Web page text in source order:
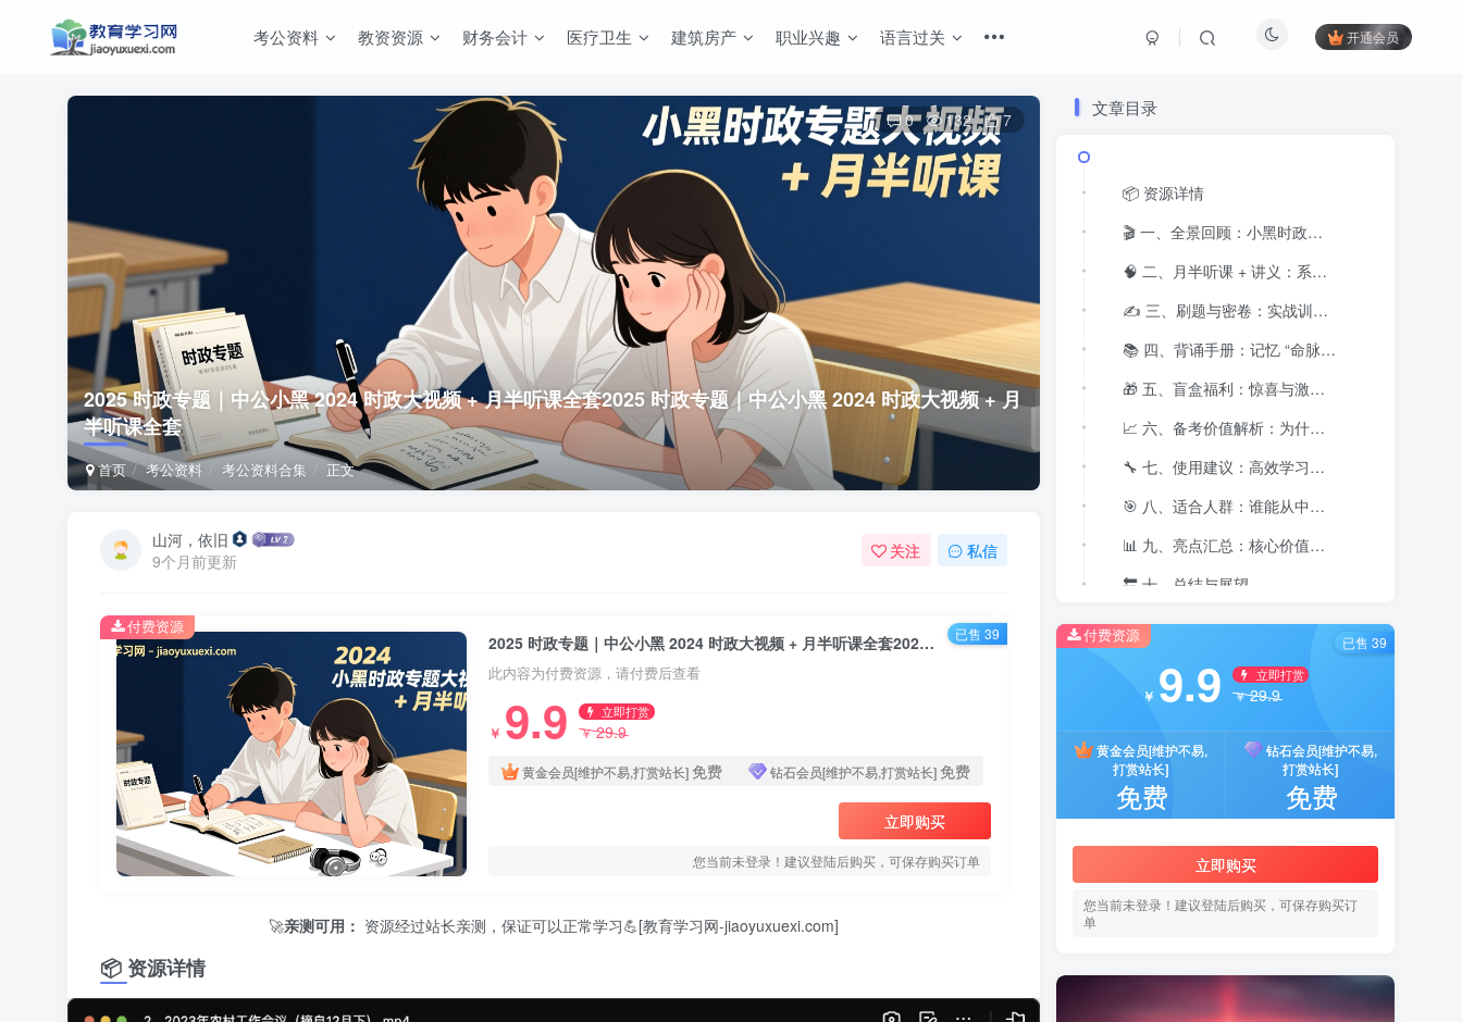
考公资料 教资资源 财务会计 医疗卫生 建筑房产 职业兴趣 语言过关 开通会员
2025 时政专题｜中公小黑 2024 时政大视频 + 月半听课全套2025 时政专题｜中公小黑 2024 时政大视频 + 月
半听课全套
首页 考公资料 考公资料合集 正文
0 132 7
山河，依旧
9个月前更新
关注 私信
2025 时政专题｜中公小黑 2024 时政大视频 + 月半听课全套2025 时政专题｜中公小黑 2024 时政大视频 + 月半听课全套
此内容为付费资源，请付费后查看
￥ 9.9 立即打赏
￥29.9
黄金会员[维护不易,打赏站长]免费 钻石会员[维护不易,打赏站长]免费
立即购买
您当前未登录！建议登陆后购买，可保存购买订单
付费资源 已售 39
🚀亲测可用： 资源经过站长亲测，保证可以正常学习💪[教育学习网-jiaoyuxuexi.com]
📦 资源详情
文章目录
📦 资源详情
🎬 一、全景回顾：小黑时政专题大视频是什么？
🧠 二、月半听课 + 讲义：系统复习 +高频巩固
✍️ 三、刷题与密卷：实战训练加模拟考场
📚 四、背诵手册：记忆 “命脉” 考点
🎁 五、盲盒福利：惊喜与激励并存
📈 六、备考价值解析：为什么这套资源值得重视？
🔧 七、使用建议：高效学习路径建议
🎯 八、适合人群：谁能从中收益最大？
📊 九、亮点汇总：核心价值一览
🔚 十、总结与展望
付费资源
￥ 9.9 立即打赏
￥29.9
黄金会员[维护不易,
打赏站长]
免费
钻石会员[维护不易,
打赏站长]
免费
立即购买
您当前未登录！建议登陆后购买，可保存购买订
单
已售 39